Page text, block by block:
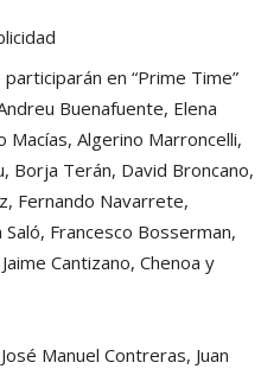
en “Prime Time”
Buenafuente, Elena
Macías, Algerino Marroncelli,
Borja Terán, David Broncano,
Fernando Navarrete,
Francesco Bosserman,
Cantizano, Chenoa y
Manuel Contreras, Juan